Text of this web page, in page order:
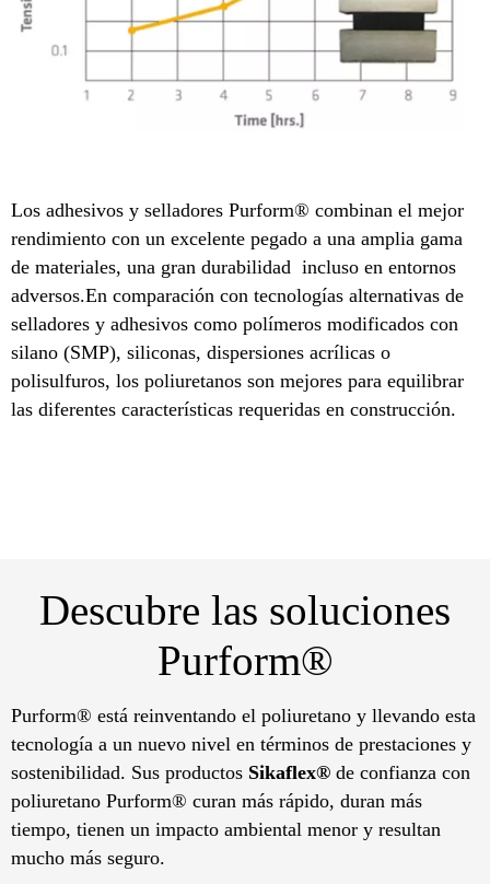
Los adhesivos y selladores Purform® combinan el mejor
rendimiento con un excelente pegado a una amplia gama
de materiales, una gran durabilidad incluso en entornos
adversos.En comparación con tecnologías alternativas de
selladores y adhesivos como polímeros modificados con
silano (SMP), siliconas, dispersiones acrílicas o
polisulfuros, los poliuretanos son mejores para equilibrar
las diferentes características requeridas en construcción.
Descubre las soluciones
Purform®
Purform® está reinventando el poliuretano y llevando esta
tecnología a un nuevo nivel en términos de prestaciones y
sostenibilidad. Sus productos Sikaflex® de confianza con
poliuretano Purform® curan más rápido, duran más
tiempo, tienen un impacto ambiental menor y resultan
mucho más seguro.